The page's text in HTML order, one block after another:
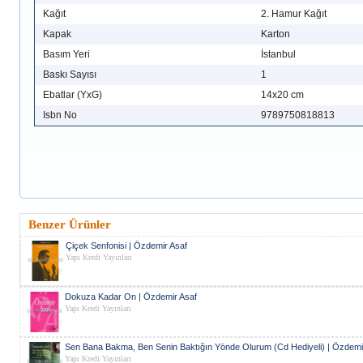
Kağıt
2. Hamur Kağıt
Kapak
Karton
Basım Yeri
İstanbul
Baskı Sayısı
1
Ebatlar (YxG)
14x20 cm
Isbn No
9789750818813
Benzer Ürünler
Çiçek Senfonisi | Özdemir Asaf
Yapı Kredi Yayınları
Dokuza Kadar On | Özdemir Asaf
Yapı Kredi Yayınları
Sen Bana Bakma, Ben Senin Baktığın Yönde Olurum (Cd Hediyeli) |
Yapı Kredi Yayınları